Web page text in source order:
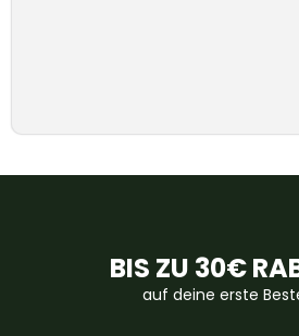
BIS ZU 30€
auf deine erste